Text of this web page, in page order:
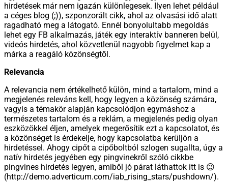
hirdetések már nem igazán különlegesek. Ilyen lehet például
a céges blog (;)), szponzorált cikk, ahol az olvasási idő alatt
ragadható meg a látogató. Ennél bonyolultabb megoldás
lehet egy FB alkalmazás, játék egy interaktív banneren belül,
videós hirdetés, ahol közvetlenül nagyobb figyelmet kap a
márka a reagáló közönségtől.
Relevancia
A relevancia nem értékelhető külön, mind a tartalom, mind a
megjelenés releváns kell, hogy legyen a közönség számára,
vagyis a témakör alapján kapcsolódjon egymáshoz a
természetes tartalom és a reklám, a megjelenés pedig olyan
eszközökkel éljen, amelyek megerősítik ezt a kapcsolatot, és
a közönséget is érdekelje, hogy kapcsolatba kerüljön a
hirdetéssel. Ahogy cipőt a cipőboltból szlogen sugallta, úgy a
natív hirdetés jegyében egy pingvinekről szóló cikkbe
pingvines hirdetés legyen, amiből jó párat láthattok itt is 😉
(http://demo.adverticum.com/iab_rising_stars/pushdown/).